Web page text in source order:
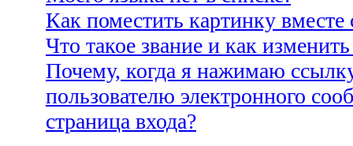
Как поместить картинку
Что такое звание и как изменить
Почему, когда я нажимаю
пользователю электронного
страница входа?